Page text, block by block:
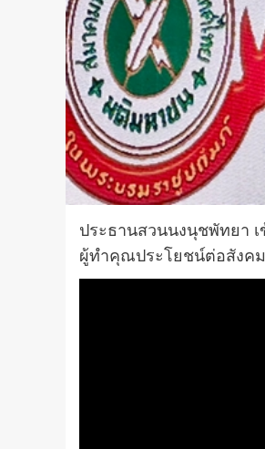
ประธานสวนนงนุชพัทยา
ผู้ทำคุณประโยชน์ต่อสังค